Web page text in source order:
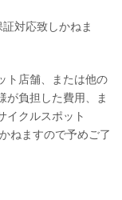
対応致しかねま
ト店舗、または他の
が負担した費用、ま
イクルスポット
ねますので予めご了